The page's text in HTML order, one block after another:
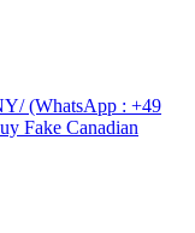
(WhatsApp : +49
Fake Canadian